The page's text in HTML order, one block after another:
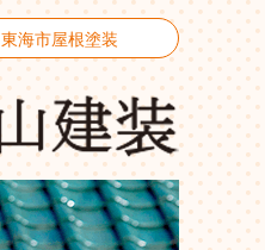
東海市屋根塗装